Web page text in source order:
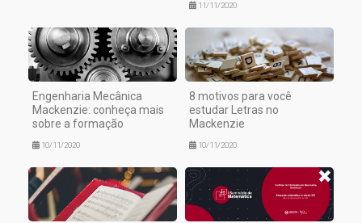
11/11/2020
Engenharia Mecânica
Mackenzie: conheça mais
sobre a formação
10/11/2020
8 motivos para você
estudar Letras no
Mackenzie
10/11/2020